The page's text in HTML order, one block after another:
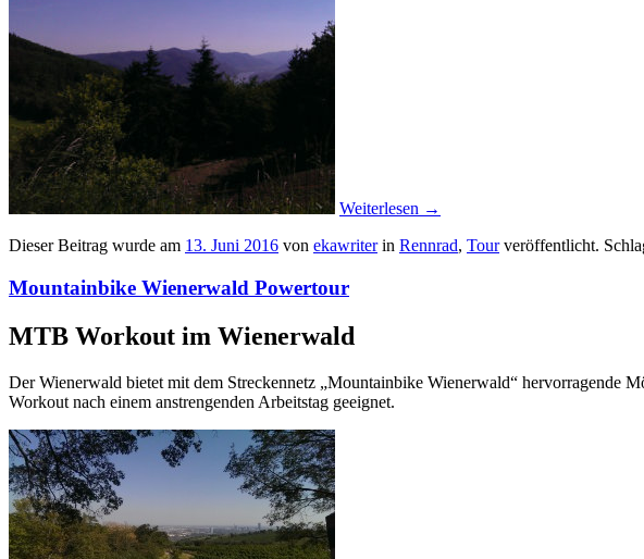
Weiterlesen →
Dieser Beitrag wurde am 13. Juni 2016 von ekawriterin Rennrad, Tourveröffentlicht.
Mountainbike Wienerwald Powertour
MTB Workout im Wienerwald
Der Wienerwald bietet mit dem Streckennetz „Mountainbike Wienerwald“ hervorragende
Workout nach einem anstrengenden Arbeitstag geeignet.